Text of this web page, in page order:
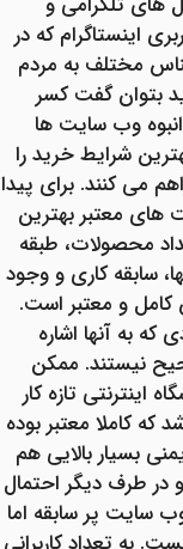
اینستاگرام که در
مختلف به مردم
بتوان گفت کسر
وب سایت ها
شرایط خرید را
می کنند. برای پیدا
معتبر بهترین
محصولات، طبقه
سابقه کاری و وجود
کامل و معتبر است.
که به آنها اشاره
نیستند. ممکن
اینترنتی تازه کار
که کاملا معتبر بوده
بسیار بالایی هم
در طرف دیگر احتمال
سایت پر سابقه اما